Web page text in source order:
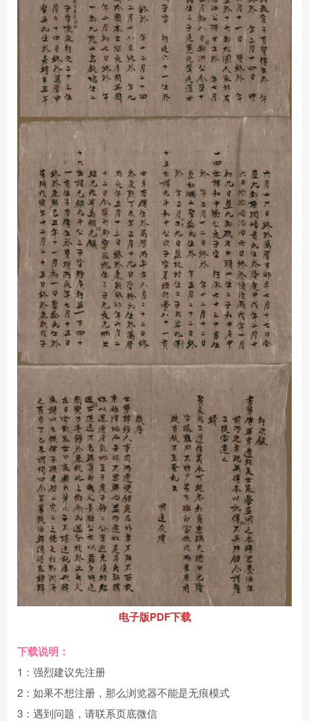
电子版PDF下载
下载说明：
1：强烈建议先注册
2：如果不想注册，那么浏览器不能是无痕模式
3：遇到问题，请联系页底微信